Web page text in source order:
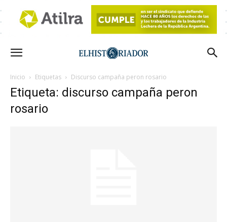
Inicio Etiquetas Discurso campaña peron rosario
Etiqueta: discurso campaña peron
rosario